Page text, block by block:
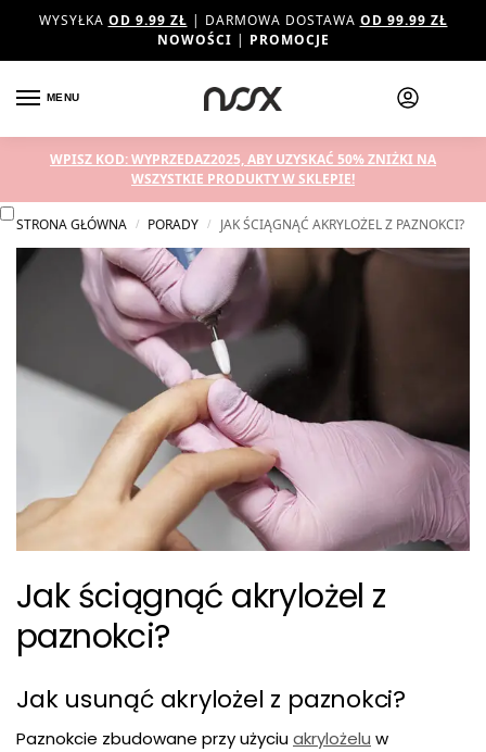
WYSYŁKA OD 9.99 ZŁ | DARMOWA DOSTAWA OD 99.99 ZŁ
NOWOŚCI | PROMOCJE
MENU
WPISZ KOD: WYPRZEDAZ2025, ABY UZYSKAĆ 50% ZNIŻKI NA
WSZYSTKIE PRODUKTY W SKLEPIE!
STRONA GŁÓWNA / PORADY / JAK ŚCIĄGNĄĆ AKRYLOŻEL Z PAZNOKCI?
Jak ściągnąć akrylożel z
paznokci?
Jak usunąć akrylożel z paznokci?
Paznokcie zbudowane przy użyciuakrylożelu w